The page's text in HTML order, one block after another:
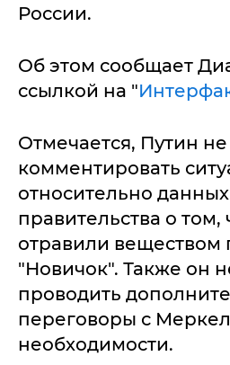
России.
Об этом сообщает
ссылкой на "
Отмечается, Путин
комментировать
относительно
правительства о том,
отравили веществом
"Новичок". Также он
проводить
переговоры с
необходимости.